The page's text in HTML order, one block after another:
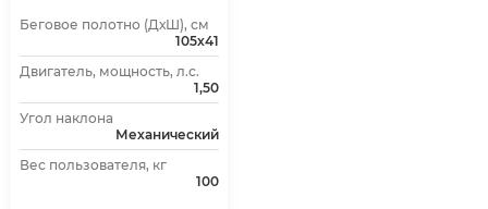
Беговое полотно (ДхШ), см
105х41
Двигатель, мощность, л.с.
1,50
Угол наклона
Механический
Вес пользователя, кг
100